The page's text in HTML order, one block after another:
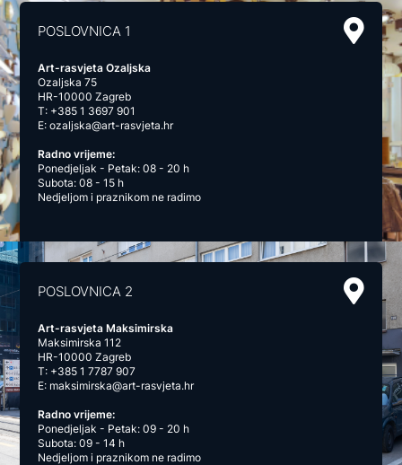
POSLOVNICA 1
Art-rasvjeta Ozaljska
Ozaljska 75
HR-10000 Zagreb
T: +385 1 3697 901
E:ozaljska@art-rasvjeta.hr
Radno vrijeme:
Ponedjeljak - Petak: 08 - 20 h
Subota: 08 - 15 h
Nedjeljom i praznikom ne radimo
POSLOVNICA 2
Art-rasvjeta Maksimirska
Maksimirska 112
HR-10000 Zagreb
T: +385 1 7787 907
E: maksimirska@art-rasvjeta.hr
Radno vrijeme:
Ponedjeljak - Petak: 09 - 20 h
Subota: 09 - 14 h
Nedjeljom i praznikom ne radimo